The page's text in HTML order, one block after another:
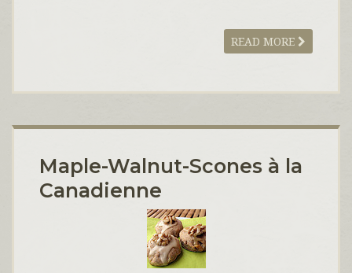
READ MORE
Maple-Walnut-Scones à la
Canadienne